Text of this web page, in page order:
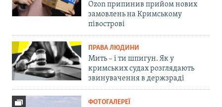
Ozon припинив прийом нових
замовлень на Кримському
півострові
ПРАВА ЛЮДИНИ
Мить – і ти шпигун. Як у
кримських судах розглядають
звинувачення в держзраді
ФОТОГАЛЕРЕЇ